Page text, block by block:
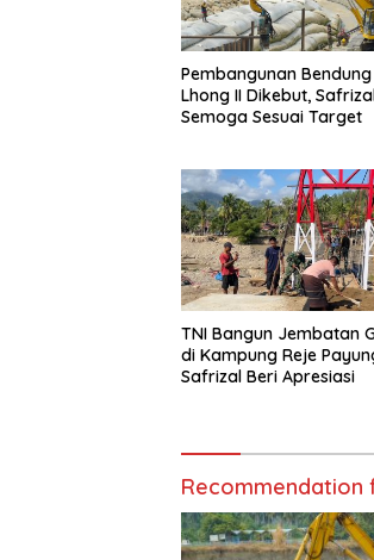
Pembangunan
Lhong II Dikebut,
Semoga Sesuai Target
TNI Bangun Jembatan
di Kampung Reje
Safrizal Beri Apresiasi
Recommendation